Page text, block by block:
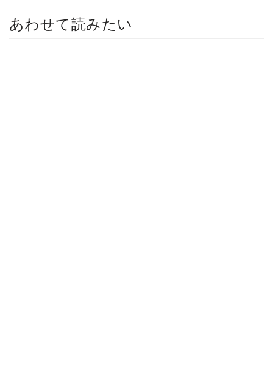
あわせて読みたい